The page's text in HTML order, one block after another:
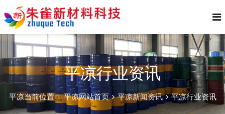
平凉行业资讯
平凉当前位置： 平凉网站首页 平凉新闻资讯 平凉行业资讯